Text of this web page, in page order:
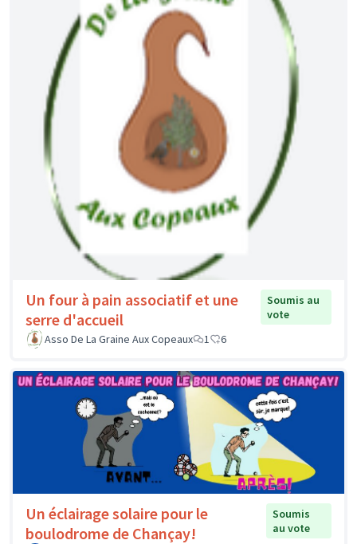
Un four à pain associatif et une
serre d'accueil
Soumis au
vote
Asso De La Graine Aux Copeaux
1 6
Un éclairage solaire pour le
boulodrome de Chançay!
Soumis
au vote